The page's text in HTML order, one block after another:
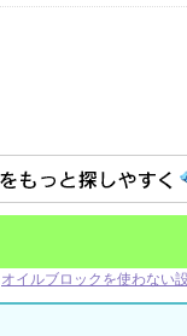
オイルブロックを使わない